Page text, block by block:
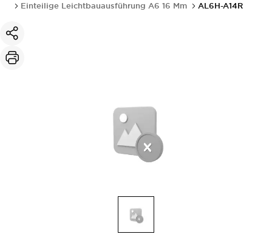
Einteilige Leichtbauausführung A6 16 Mm
AL6H-A14R